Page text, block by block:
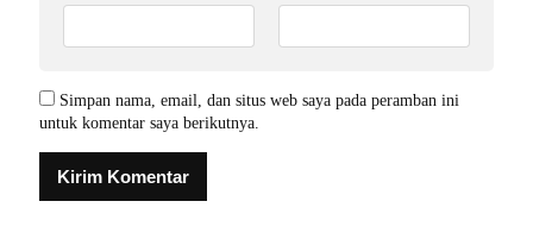
Simpan nama, email, dan situs web saya pada peramban ini
untuk komentar saya berikutnya.